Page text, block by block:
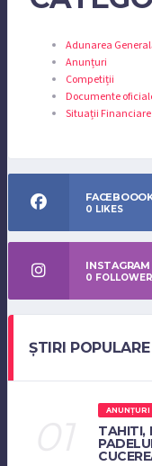
Adunarea
Anunțuri
Competiții
Documente
Situații Financiare
0 LIKES
INSTAGRAM
0
ȘTIRI POPULARE
ANUNȚURI
TAHITI,